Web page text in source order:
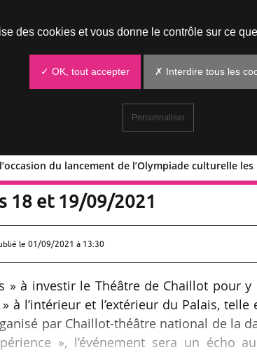
du lancement de l’Olympiade culturelle les
» à l’occasion du lancement
18 et 19/09/2021
le 01/09/2021 à 13:30
» à investir le Théâtre de Chaillot pour y
à l’intérieur et l’extérieur du Palais, telle
par Chaillot-théâtre national de la
», l’événement sera un écho
des cookies et vous donne le contrôle sur ce
✓ OK, tout accepter ✗ Interdire tous les
Personnaliser